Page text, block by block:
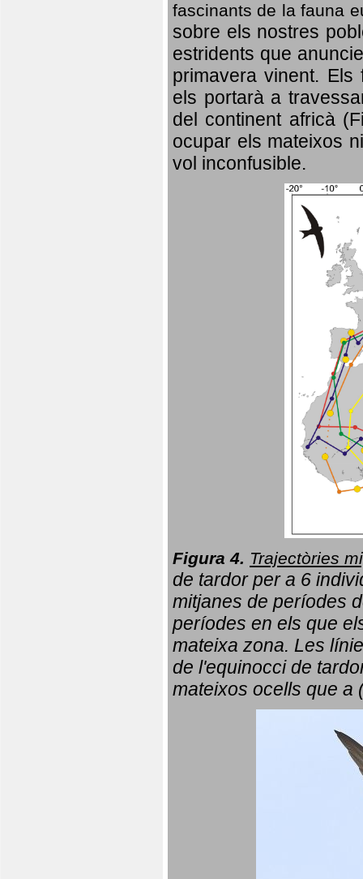
fascinants de la fauna
sobre els nostres
estridents que
primavera vinent. Els
els portarà a
del continent africà
ocupar els mateixos
vol inconfusible.
Figura 4. Trajectòries
de tardor per a 6
mitjanes de períodes
períodes en els que
mateixa zona. Les
de l'equinocci de
mateixos ocells que a